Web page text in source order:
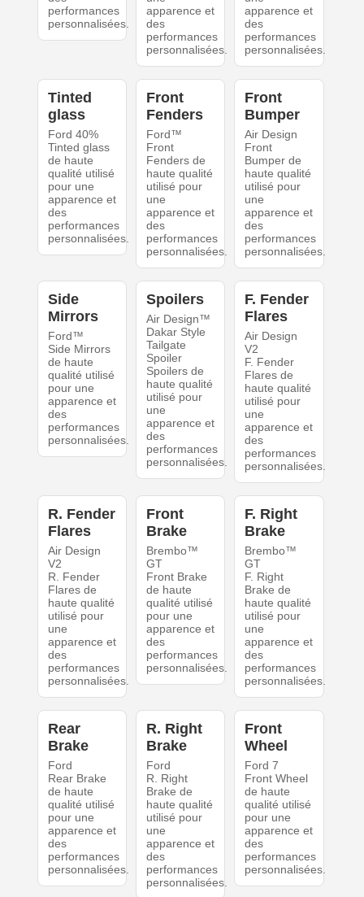
performances
personnalisées.
apparence et
des
performances
personnalisées.
apparence et
des
performances
personnalisées.
Tinted
glass
Ford 40%
Tinted glass
de haute
qualité utilisé
pour une
apparence et
des
performances
personnalisées.
Front
Fenders
Ford™
Front
Fenders de
haute qualité
utilisé pour
une
apparence et
des
performances
personnalisées.
Front
Bumper
Air Design
Front
Bumper de
haute qualité
utilisé pour
une
apparence et
des
performances
personnalisées.
Side
Mirrors
Ford™
Side Mirrors
de haute
qualité utilisé
pour une
apparence et
des
performances
personnalisées.
Spoilers
Air Design™
Dakar Style
Tailgate
Spoiler
Spoilers de
haute qualité
utilisé pour
une
apparence et
des
performances
personnalisées.
F. Fender
Flares
Air Design
V2
F. Fender
Flares de
haute qualité
utilisé pour
une
apparence et
des
performances
personnalisées.
R. Fender
Flares
Air Design
V2
R. Fender
Flares de
haute qualité
utilisé pour
une
apparence et
des
performances
personnalisées.
Front
Brake
Brembo™
GT
Front Brake
de haute
qualité utilisé
pour une
apparence et
des
performances
personnalisées.
F. Right
Brake
Brembo™
GT
F. Right
Brake de
haute qualité
utilisé pour
une
apparence et
des
performances
personnalisées.
Rear
Brake
Ford
Rear Brake
de haute
qualité utilisé
pour une
apparence et
des
performances
personnalisées.
R. Right
Brake
Ford
R. Right
Brake de
haute qualité
utilisé pour
une
apparence et
des
performances
personnalisées.
Front
Wheel
Ford 7
Front Wheel
de haute
qualité utilisé
pour une
apparence et
des
performances
personnalisées.